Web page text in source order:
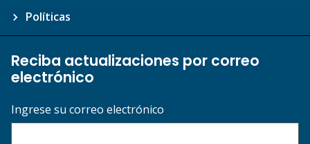
Políticas
Reciba actualizaciones por correo
electrónico
Ingrese su correo electrónico